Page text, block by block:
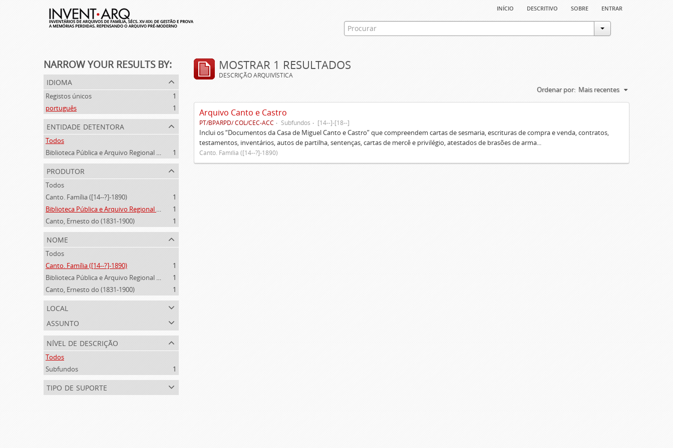
início descritivo sobre entrar
NARROW YOUR RESULTS BY:
idioma
Registos únicos
1
português
1
entidade detentora
Todos
Biblioteca Pública e Arquivo Regional de Ponta Delgada
1
produtor
Todos
Canto. Família ([14--?]-1890)
1
Biblioteca Pública e Arquivo Regional de Ponta Delgada (1841- )
1
Canto, Ernesto do (1831-1900)
1
nome
Todos
Canto. Família ([14--?]-1890)
1
Biblioteca Pública e Arquivo Regional de Ponta Delgada (1841- )
1
Canto, Ernesto do (1831-1900)
1
local
assunto
nível de descrição
Todos
Subfundos
1
tipo de suporte
MOSTRAR 1 RESULTADOS
DESCRIÇÃO ARQUIVÍSTICA
Ordenar por: Mais recentes
Arquivo Canto e Castro
PT/BPARPD/ COL/CEC-ACC Subfundos [14--]-[18--]
Inclui os “Documentos da Casa de Miguel Canto e Castro” que compreendem cartas de sesmaria, escrituras de compra e venda, contratos,
testamentos, inventários, autos de partilha, sentenças, cartas de mercê e privilégio, atestados de brasões de arma...
Canto. Família ([14--?]-1890)